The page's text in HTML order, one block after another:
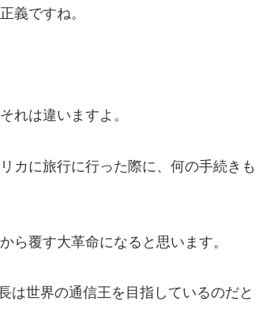
義ですね。
れは違いますよ。
カに旅行に行った際に、何の手続きも
ら覆す大革命になると思います。
は世界の通信王を目指しているのだと